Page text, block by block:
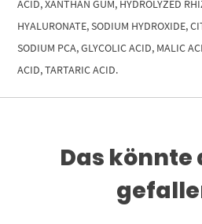
ACID, XANTHAN GUM, HYDROLYZED
HYALURONATE, SODIUM HYDROXIDE,
SODIUM PCA, GLYCOLIC ACID, MALIC
ACID, TARTARIC ACID.
Das könnte